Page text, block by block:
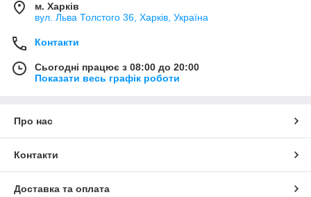
м. Харків
вул. Льва Толстого 36, Харків, Україна
Контакти
Сьогодні працює з 08:00 до 20:00
Показати весь графік роботи
Про нас
Контакти
Доставка та оплата